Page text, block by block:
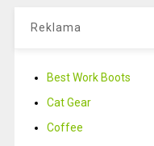
Reklama
Best Work Boots
Cat Gear
Coffee